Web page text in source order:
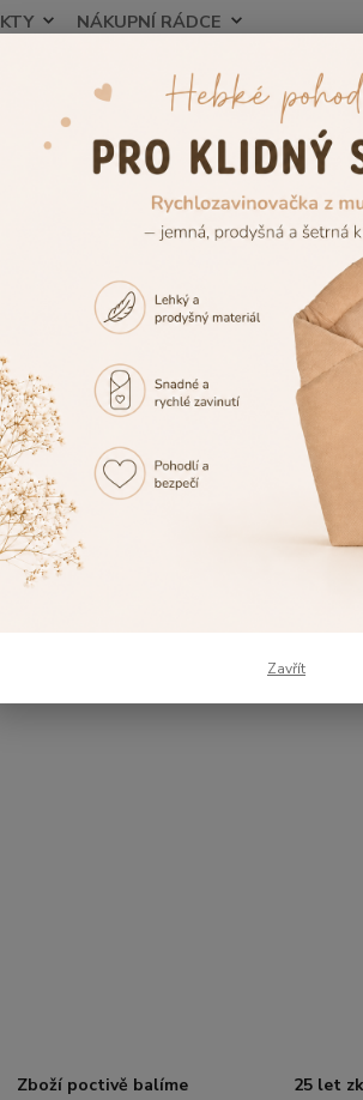
NÁKUPNÍ RÁDCE
Peřinky do postýlky
peřinky do
90x120cm
Zboží poctivě balíme
25 let
Zavřít